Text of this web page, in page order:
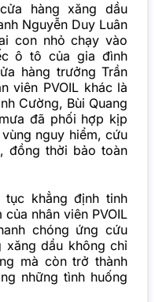
hàng xăng dầu
Nguyễn Duy Luân
con nhỏ chạy vào
ô tô của gia đình
hàng trưởng Trần
viên PVOIL khác là
Cường, Bùi Quang
đã phối hợp kịp
nguy hiểm, cứu
đồng thời bảo toàn
tục khẳng định tinh
nhân viên PVOIL
chóng ứng cứu
xăng dầu không chỉ
mà còn trở thành
những tình huống